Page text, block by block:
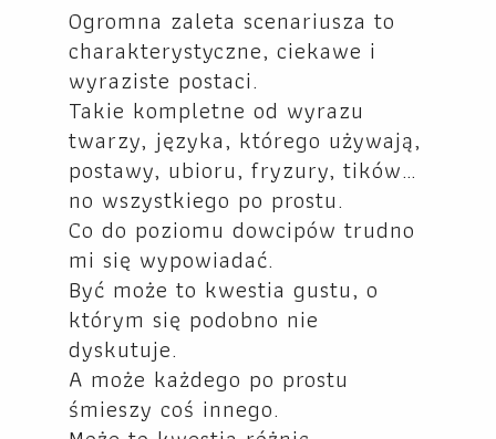
Ogromna zaleta scenariusza to
charakterystyczne, ciekawe i
wyraziste postaci.
Takie kompletne od wyrazu
twarzy, języka, którego używają,
postawy, ubioru, fryzury, tików…
no wszystkiego po prostu.
Co do poziomu dowcipów trudno
mi się wypowiadać.
Być może to kwestia gustu, o
którym się podobno nie
dyskutuje.
A może każdego po prostu
śmieszy coś innego.